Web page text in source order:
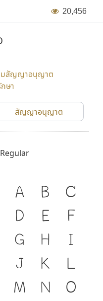
20,456
มสัญญาอนุญาต
ษา
สัญญาอนุญาต
A B
C
D
E
F
G
H
I
J
K
L
M
N
O